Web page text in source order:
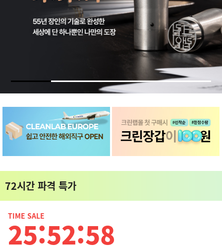
72시간 파격 특가
TIME SALE
25:52:57